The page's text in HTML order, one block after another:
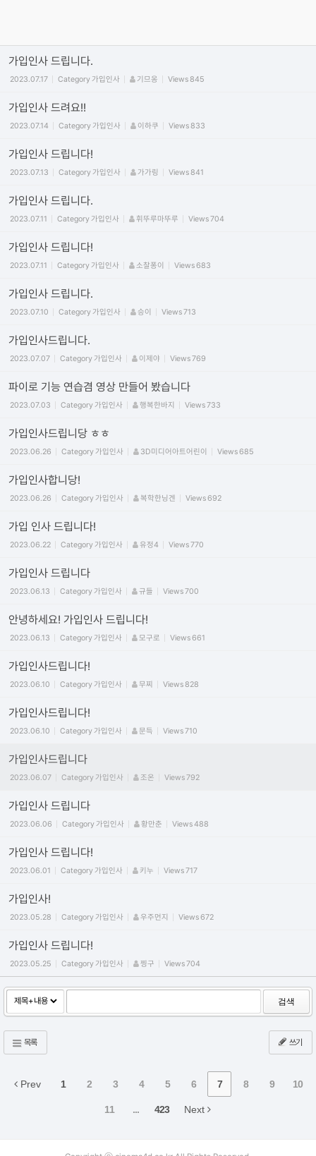
가입인사 드립니다.
2023.07.17 Category가입인사 기므옹 Views845
가입인사 드려요!!
2023.07.14 Category가입인사 이하쿠 Views833
가입인사 드립니다!
2023.07.13 Category가입인사 가가링 Views841
가입인사 드립니다.
2023.07.11 Category가입인사 휘뚜루마뚜루 Views704
가입인사 드립니다!
2023.07.11 Category가입인사 소찰퐁이 Views683
가입인사 드립니다.
2023.07.10 Category가입인사 승이 Views713
가입인사드립니다.
2023.07.07 Category가입인사 이제야 Views769
파이로 기능 연습겸 영상 만들어 봤습니다
2023.07.03 Category가입인사 행복한바지 Views733
가입인사드립니당 ㅎㅎ
2023.06.26 Category가입인사 3D미디어아트어린이 Views685
가입인사합니당!
2023.06.26 Category가입인사 복학한닝겐 Views692
가입 인사 드립니다!
2023.06.22 Category가입인사 유정4 Views770
가입인사 드립니다
2023.06.13 Category가입인사 규들 Views700
안녕하세요! 가입인사 드립니다!
2023.06.13 Category가입인사 모구로 Views661
가입인사드립니다!
2023.06.10 Category가입인사 무찌 Views828
가입인사드립니다!
2023.06.10 Category가입인사 문득 Views710
가입인사드립니다
2023.06.07 Category가입인사 조온 Views792
가입인사 드립니다
2023.06.06 Category가입인사 황만춘 Views488
가입인사 드립니다!
2023.06.01 Category가입인사 키누 Views717
가입인사!
2023.05.28 Category가입인사 우주먼지 Views672
가입인사 드립니다!
2023.05.25 Category가입인사 찡구 Views704
검색
목록 쓰기
Prev 1 2 3 4 5 6 7 8 9 10
11 ... 423 Next